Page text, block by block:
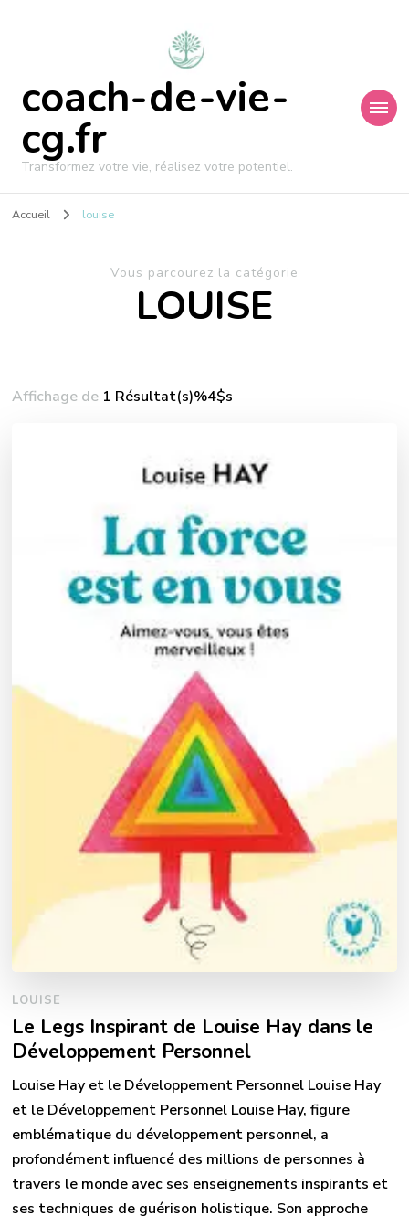
coach-de-vie-
cg.fr
Transformez votre vie, réalisez votre potentiel.
Accueil louise
Vous parcourez la catégorie
LOUISE
Affichage de 1 Résultat(s)%4$s
LOUISE
Le Legs Inspirant de Louise Hay dans le
Développement Personnel
Louise Hay et le Développement Personnel Louise Hay
et le Développement Personnel Louise Hay, figure
emblématique du développement personnel, a
profondément influencé des millions de personnes à
travers le monde avec ses enseignements inspirants et
ses techniques de guérison holistique. Son approche